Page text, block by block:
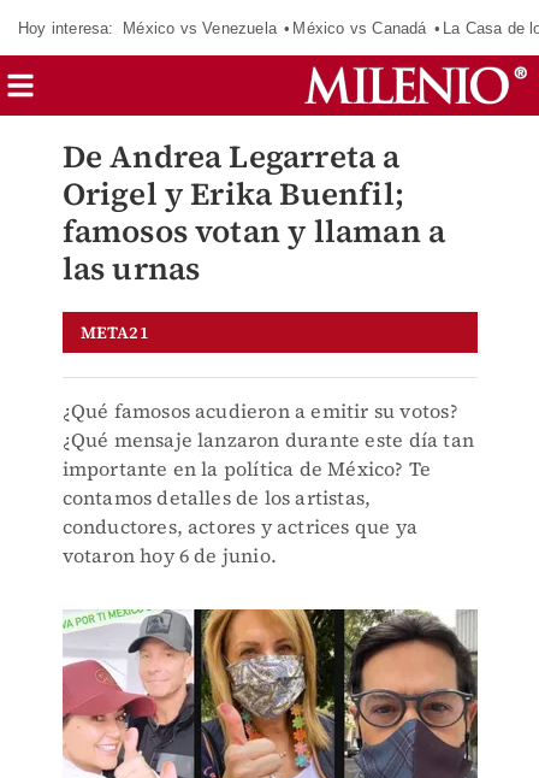
Hoy interesa: México vs Venezuela México vs Canadá La Casa de
De Andrea Legarreta a
Origel y Erika Buenfil;
famosos votan y llaman a
las urnas
META21
¿Qué famosos acudieron a emitir su votos?
¿Qué mensaje lanzaron durante este día tan
importante en la política de México? Te
contamos detalles de los artistas,
conductores, actores y actrices que ya
votaron hoy 6 de junio.